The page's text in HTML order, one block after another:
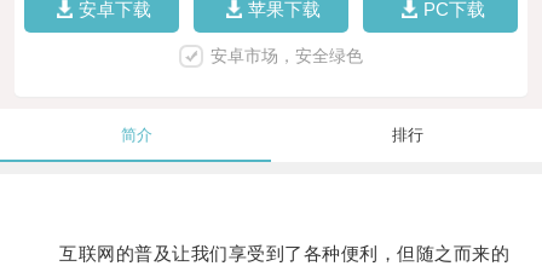
安卓下载 苹果下载 PC下载
安卓市场，安全绿色
简介 排行
互联网的普及让我们享受到了各种便利，但随之而来的